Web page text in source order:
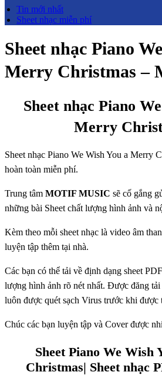
Tin mới nhất
Sheet nhạc miễn phí
Sheet nhạc Piano
Merry Christmas –
Sheet nhạc Piano
Merry
Sheet nhạc Piano We Wish You a Merry
hoàn toàn miễn phí.
Trung tâm MOTIF MUSIC sẽ cố gắng
những bài Sheet chất lượng hình ảnh và
Kèm theo mỗi sheet nhạc là video âm
luyện tập thêm tại nhà.
Các bạn có thể tải về định dạng sheet
lượng hình ảnh rõ nét nhất. Được đăng tải
luôn được quét sạch Virus trước khi được
Chúc các bạn luyện tập và Cover được
Sheet Piano We Wish
Christmas| Sheet nhạc